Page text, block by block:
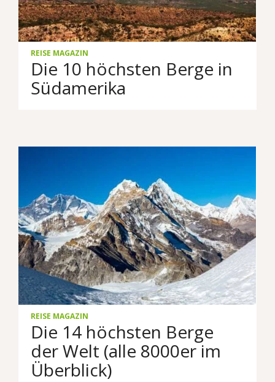
REISE MAGAZIN
Die 10 höchsten Berge in
Südamerika
REISE MAGAZIN
Die 14 höchsten Berge
der Welt (alle 8000er im
Überblick)